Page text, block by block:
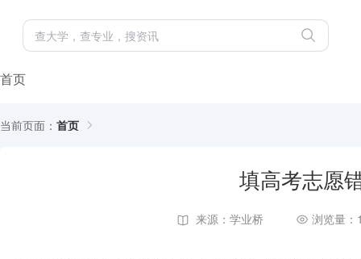
首页
当前页面： 首页
填高考志愿
来源：学业桥 浏览量：